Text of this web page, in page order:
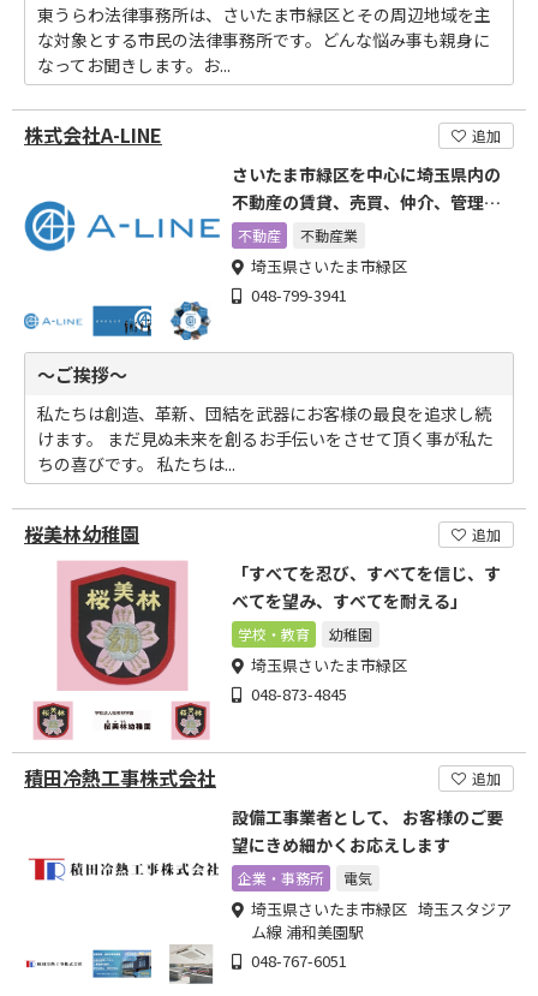
東うらわ法律事務所は、さいたま市緑区とその周辺地域を主
な対象とする市民の法律事務所です。どんな悩み事も親身に
なってお聞きします。お...
株式会社A-LINE 追加
さいたま市緑区を中心に埼玉県内の
不動産の賃貸、売買、仲介、管理な
ら不動産 不動産業
埼玉県さいたま市緑区
048-799-3941
～ご挨拶～
私たちは創造、革新、団結を武器にお客様の最良を追求し続
けます。 まだ見ぬ未来を創るお手伝いをさせて頂く事が私た
ちの喜びです。 私たちは...
桜美林幼稚園 追加
「すべてを忍び、すべてを信じ、す
べてを望み、すべてを耐える」
学校・教育 幼稚園
埼玉県さいたま市緑区
048-873-4845
積田冷熱工事株式会社 追加
設備工事業者として、 お客様のご要
望にきめ細かくお応えします
企業・事務所 電気
埼玉県さいたま市緑区 埼玉スタジア
ム線 浦和美園駅
048-767-6051